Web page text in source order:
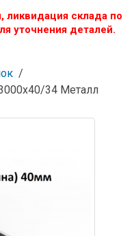
ликвидация склада по
уточнения деталей.
34 Металл